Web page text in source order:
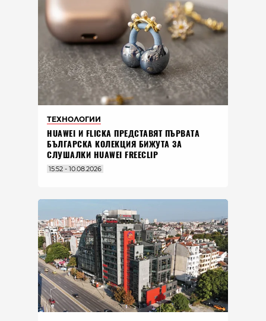
ТЕХНОЛОГИИ
HUAWEI И FLICKA ПРЕДСТАВЯТ ПЪРВАТА
БЪЛГАРСКА КОЛЕКЦИЯ БИЖУТА ЗА
СЛУШАЛКИ HUAWEI FREECLIP
15:52 - 10.08.2026